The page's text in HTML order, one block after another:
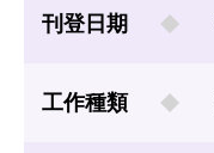
刊登日期
工作種類